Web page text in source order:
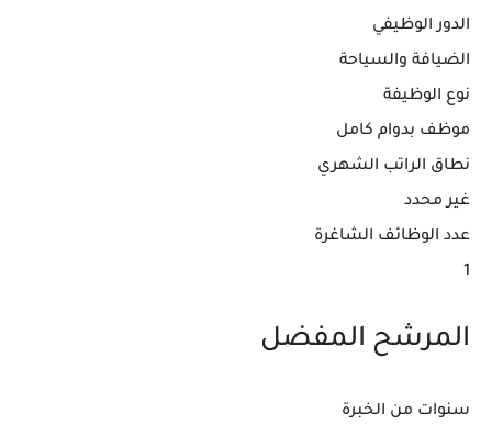
الدور الوظيفي
الضيافة والسياحة
نوع الوظيفة
موظف بدوام كامل
نطاق الراتب الشهري
غير محدد
عدد الوظائف الشاغرة
1
المرشح المفضل
سنوات من الخبرة